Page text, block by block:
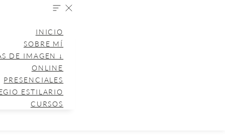
INICIO
SOBRE MÍ
DE IMAGEN ↓
ONLINE
PRESENCIALES
ESTILARIO
CURSOS